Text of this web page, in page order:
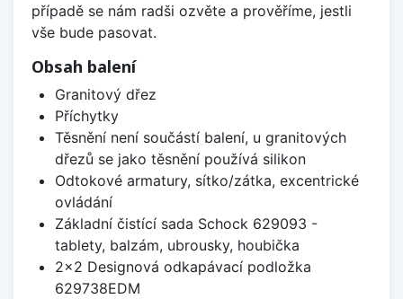
případě se nám radši ozvěte a prověříme, jestli
vše bude pasovat.
Obsah balení
Granitový dřez
Příchytky
Těsnění není součástí balení, u granitových
dřezů se jako těsnění používá silikon
Odtokové armatury, sítko/zátka, excentrické
ovládání
Základní čistící sada Schock 629093 -
tablety, balzám, ubrousky, houbička
2x2 Designová odkapávací podložka
629738EDM